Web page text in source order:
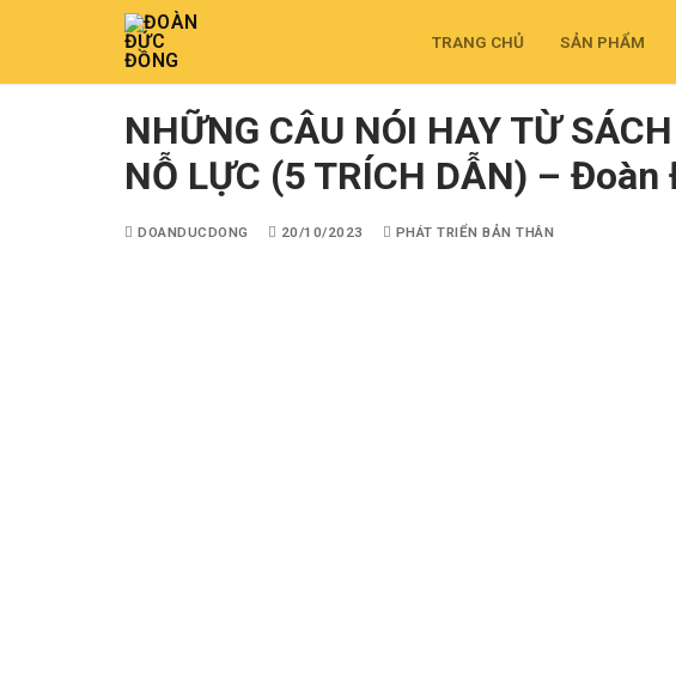
TRANG CHỦ SẢN PHẨM
NHỮNG CÂU NÓI HAY TỪ
NỖ LỰC (5 TRÍCH DẪN) –
DOANDUCDONG 20/10/2023 PHÁT TRIỂN BẢN THÂN